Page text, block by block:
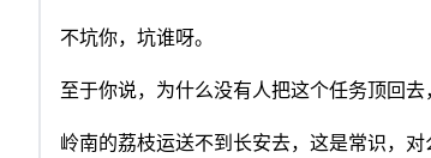
不坑你，坑谁呀。
至于你说，为什么没有人把这个任务顶回
岭南的荔枝运送不到长安去，这是常识，对